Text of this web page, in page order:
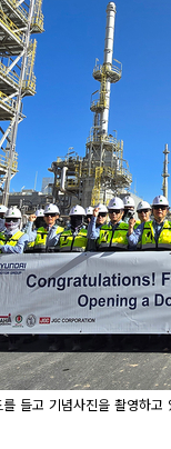
들고 기념사진을 촬영하고